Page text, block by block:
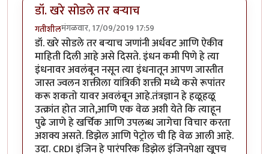
डॉ. खरे सोडले तर बऱ्याच
गतीशीलमंगळवार, 17/09/2019 17:59
डॉ. खरे सोडले तर बऱ्याच जणांनी अर्धवट आणि ऐकीव
माहिती दिली आहे असे दिसते. इंधन कमी पिणे हे त्या
इंधनावर अवलंबून नसून त्या इंधनातून आपण जास्तीत
जास्त ज्वलन शक्तीला यांत्रिकी शक्ती मध्ये कसे रूपांतर
करू शकतो यावर अवलंबून आहे.तंत्रज्ञान हे हळूहळू
उत्क्रांत होत जाते,आणि एक वेळ अशी येते कि त्याहून
पुढे जाणे हे खर्चिक आणि उपलब्ध जागेचा विचार करता
अशक्य असते. डिझेल आणि पेट्रोल ची हि वेळ आली आहे.
उदा. CRDI इंजिन हे पारंपरिक डिझेल इंजिनपेक्षा खूपच